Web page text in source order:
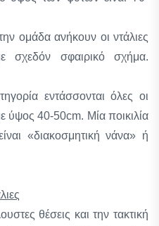
ομάδα ανήκουν οι ντάλιες
σφαιρικό σχήμα.
εντάσσονται όλες οι
ύψος 40-50cm. Μία ποικιλία
«διακοσμητική νάνα» ή
θέσεις και την τακτική